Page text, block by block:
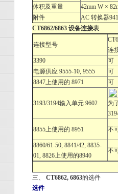
体积及重量
42mm W ×
附件
AC 转换器
CT6862/6863 设备连接表
连接型号
连
3390
可
电源供应 9555-10, 9555
可
8847上使用的 8971
可
3193/3194输入单元 9602
为
8855上使用的 8951 不
8860/61-50, 8841/42, 8835-
01, 8826上使用的8940
不
三、 CT6862, 6863的选件
选件